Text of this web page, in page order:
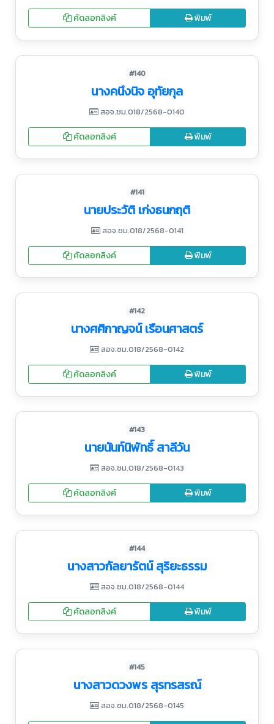
คัดลอกลิงค์ พิมพ์
#140
นางคนึงนิจ อุทัยกุล
สอจ.ชม.018/2568-0140
คัดลอกลิงค์ พิมพ์
#141
นายประวัติ เก่งธนกฤติ
สอจ.ชม.018/2568-0141
คัดลอกลิงค์ พิมพ์
#142
นางศศิกาญจน์ เรือนศาสตร์
สอจ.ชม.018/2568-0142
คัดลอกลิงค์ พิมพ์
#143
นายนันท์นิพัทธิ์ สาลีวัน
สอจ.ชม.018/2568-0143
คัดลอกลิงค์ พิมพ์
#144
นางสาวกัลยารัตน์ สุริยะธรรม
สอจ.ชม.018/2568-0144
คัดลอกลิงค์ พิมพ์
#145
นางสาวดวงพร สุรทรสรณ์
สอจ.ชม.018/2568-0145